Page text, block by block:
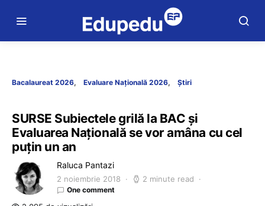
Bacalaureat 2026 Evaluare Națională 2026 Știri
SURSE Subiectele grilă la BAC și
Evaluarea Națională se vor amâna cu cel
puțin un an
Raluca Pantazi
2 noiembrie 2018 2 minute read
One comment